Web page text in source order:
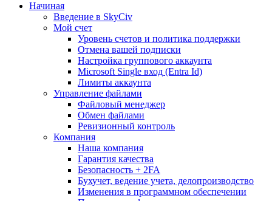
Начиная
Введение в SkyCiv
Мой счет
Уровень счетов и политика поддержки
Отмена вашей подписки
Настройка группового аккаунта
Microsoft Single вход (Entra Id)
Лимиты аккаунта
Управление файлами
Файловый менеджер
Обмен файлами
Ревизионный контроль
Компания
Наша компания
Гарантия качества
Безопасность + 2FA
Бухучет, ведение учета, делопроизводство
Изменения в программном обеспечении